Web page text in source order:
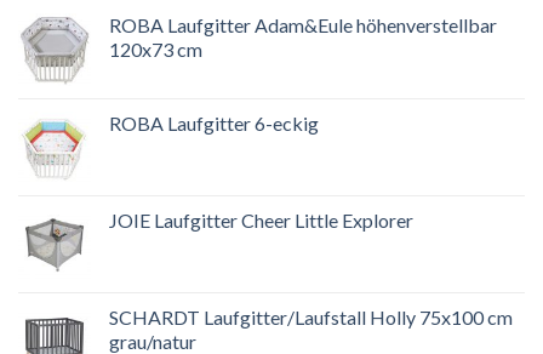
ROBA Laufgitter Adam&Eule höhenverstellbar
120x73 cm
ROBA Laufgitter 6-eckig
JOIE Laufgitter Cheer Little Explorer
SCHARDT Laufgitter/Laufstall Holly 75x100 cm
grau/natur